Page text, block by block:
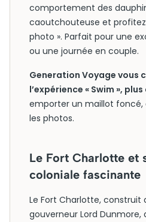
comportement des
caoutchouteuse et profitez
photo ». Parfait pour une
ou une journée en couple.
Generation Voyage vous
l’expérience « Swim »,
emporter un maillot foncé,
les photos.
Le Fort Charlotte et
coloniale fascinante
Le Fort Charlotte, construit
gouverneur Lord Dunmore,